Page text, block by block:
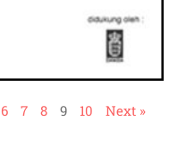
6 7 8 9 10 Next »